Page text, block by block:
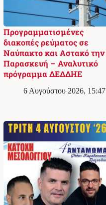
Προγραμματισμένες
διακοπές ρεύματος σε
Ναύπακτο και Αστακό την
Παρασκευή – Αναλυτικό
πρόγραμμα ΔΕΔΔΗΕ
6 Αυγούστου 2026, 15:47